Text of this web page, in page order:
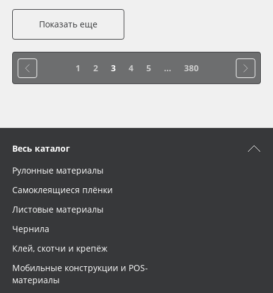
Показать еще
1 2 3 4 5 ... 380
Весь каталог
Рулонные материалы
Самоклеящиеся плёнки
Листовые материалы
Чернила
Клей, скотчи и крепёж
Мобильные конструкции и POS-
материалы